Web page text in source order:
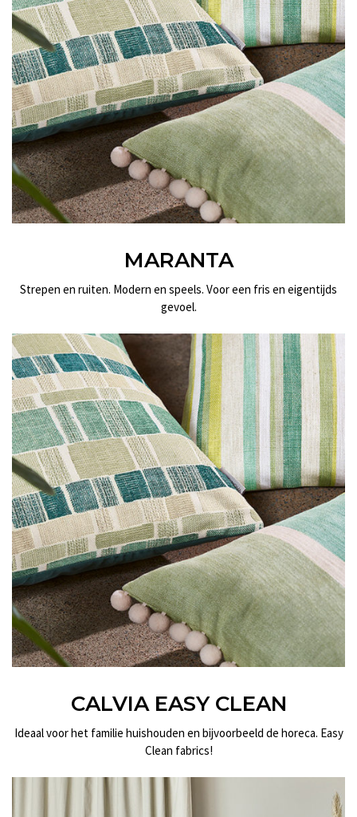
MARANTA
Strepen en ruiten. Modern en speels. Voor een fris en eigentijds
gevoel.
CALVIA EASY CLEAN
Ideaal voor het familie huishouden en bijvoorbeeld de horeca. Easy
Clean fabrics!